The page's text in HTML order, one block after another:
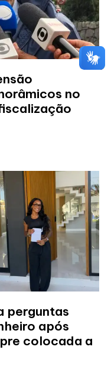
no
perguntas
após
colocada a